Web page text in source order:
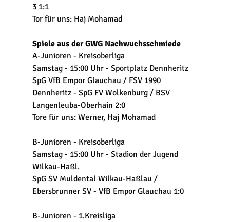
3 1:1
Tor für uns: Haj Mohamad
Spiele aus der GWG Nachwuchsschmiede
A-Junioren - Kreisoberliga
Samstag - 15:00 Uhr - Sportplatz Dennheritz
SpG VfB Empor Glauchau / FSV 1990
Dennheritz - SpG FV Wolkenburg / BSV
Langenleuba-Oberhain 2:0
Tore für uns: Werner, Haj Mohamad
B-Junioren - Kreisoberliga
Samstag - 15:00 Uhr - Stadion der Jugend
Wilkau-Haßl.
SpG SV Muldental Wilkau-Haßlau /
Ebersbrunner SV - VfB Empor Glauchau 1:0
B-Junioren - 1.Kreisliga